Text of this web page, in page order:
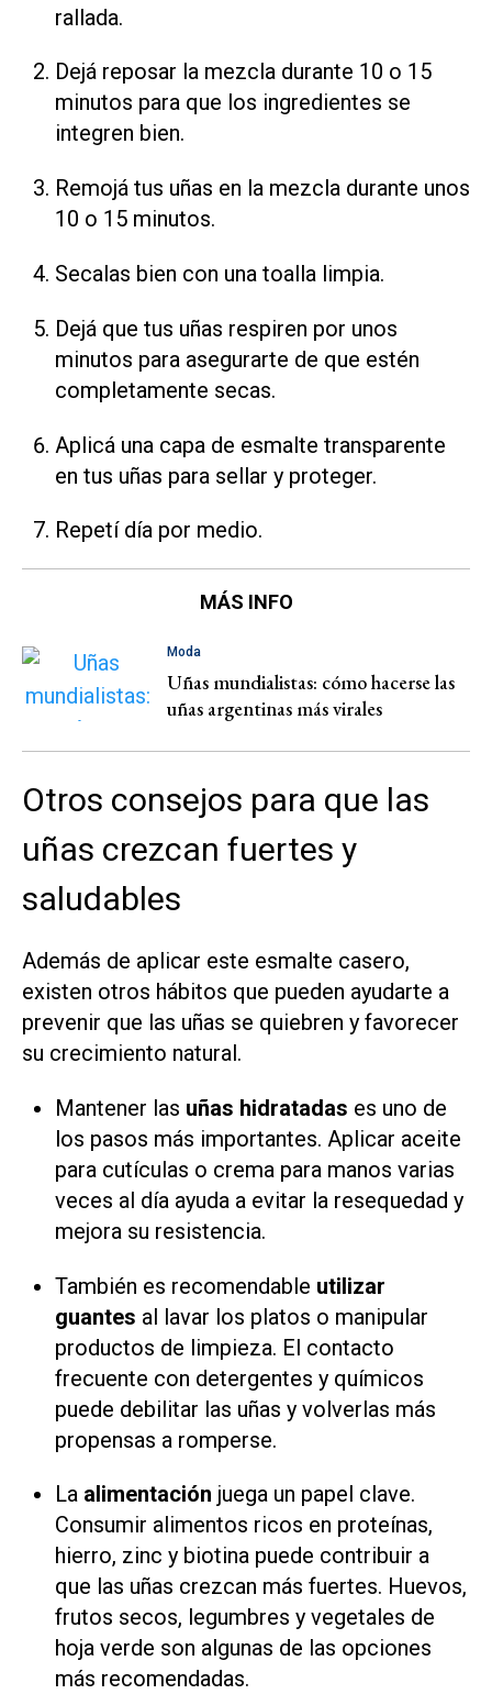
rallada.
Dejá reposar la mezcla durante 10 o 15
minutos para que los ingredientes se
integren bien.
Remojá tus uñas en la mezcla durante unos
10 o 15 minutos.
Secalas bien con una toalla limpia.
Dejá que tus uñas respiren por unos
minutos para asegurarte de que estén
completamente secas.
Aplicá una capa de esmalte transparente
en tus uñas para sellar y proteger.
Repetí día por medio.
MÁS INFO
Moda
Uñas mundialistas: cómo hacerse las
uñas argentinas más virales
Otros consejos para que las
uñas crezcan fuertes y
saludables
Además de aplicar este esmalte casero,
existen otros hábitos que pueden ayudarte a
prevenir que las uñas se quiebren y favorecer
su crecimiento natural.
Mantener las uñas hidratadas es uno de
los pasos más importantes. Aplicar aceite
para cutículas o crema para manos varias
veces al día ayuda a evitar la resequedad y
mejora su resistencia.
También es recomendable utilizar
guantes al lavar los platos o manipular
productos de limpieza. El contacto
frecuente con detergentes y químicos
puede debilitar las uñas y volverlas más
propensas a romperse.
La alimentación juega un papel clave.
Consumir alimentos ricos en proteínas,
hierro, zinc y biotina puede contribuir a
que las uñas crezcan más fuertes. Huevos,
frutos secos, legumbres y vegetales de
hoja verde son algunas de las opciones
más recomendadas.